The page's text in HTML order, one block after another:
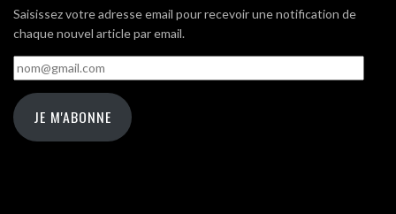
Saisissez votre adresse email pour recevoir une notification de
chaque nouvel article par email.
nom@gmail.com
JE M'ABONNE